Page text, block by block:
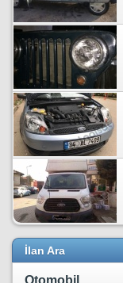
İlan Ara
Otomobil